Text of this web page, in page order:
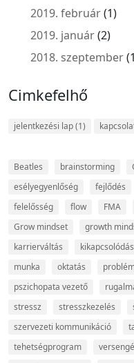
2019. február(1)
2019. január(2)
2018. szeptember
Cimkefelhő
jelentkezési lap(1)
Beatles brainstorming
esélyegyenlőség
fejlődés
felelősség
flow FMA
Grow mindset
growth
karrierváltás
kikapcsolódás
munka
oktatás
pszichopata vezető
stressz
stresszkezelés
szervezeti kommunikáció
tehetségprogram